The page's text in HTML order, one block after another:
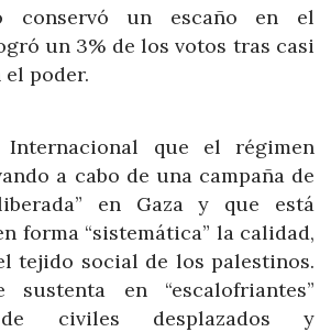
conservó un escaño en el
un 3% de los votos tras casi
el poder.
Internacional que el régimen
a cabo de una campaña de
en Gaza y que está
forma “sistemática” la calidad,
tejido social de los palestinos.
en “escalofriantes”
civiles desplazados y